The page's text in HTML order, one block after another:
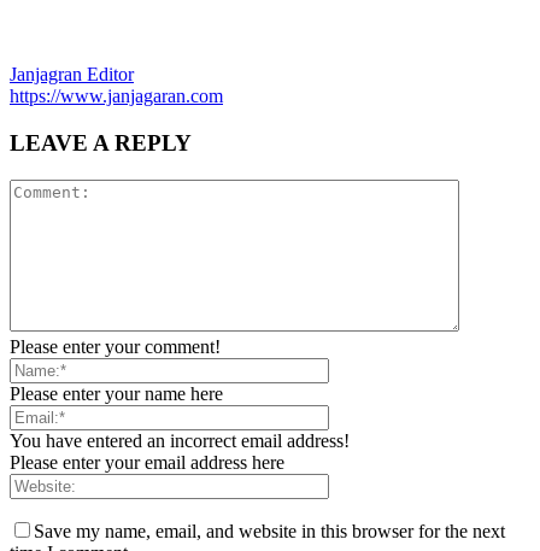
Janjagran Editor
https://www.janjagaran.com
LEAVE A REPLY
Please enter your comment!
Please enter your name here
You have entered an incorrect email address!
Please enter your email address here
Save my name, email, and website in this browser for the next